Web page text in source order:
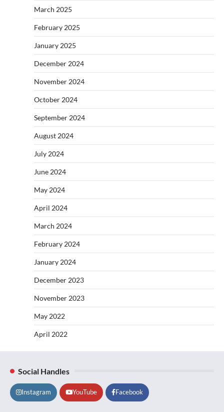
March 2025
February 2025
January 2025
December 2024
November 2024
October 2024
September 2024
August 2024
July 2024
June 2024
May 2024
April 2024
March 2024
February 2024
January 2024
December 2023
November 2023
May 2022
April 2022
Social Handles
Instagram YouTube Facebook